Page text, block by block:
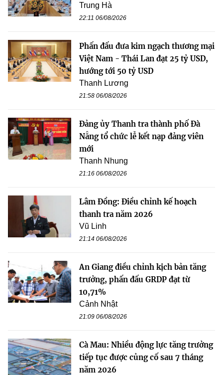
Trung Hà
22:11 06/08/2026
Phấn đấu đưa kim ngạch thương mại
Việt Nam - Thái Lan đạt 25 tỷ USD,
hướng tới 50 tỷ USD
Thanh Lương
21:58 06/08/2026
Đảng ủy Thanh tra thành phố Đà
Nẵng tổ chức lễ kết nạp đảng viên
mới
Thanh Nhung
21:16 06/08/2026
Lâm Đồng: Điều chỉnh kế hoạch
thanh tra năm 2026
Vũ Linh
21:14 06/08/2026
An Giang điều chỉnh kịch bản tăng
trưởng, phấn đấu GRDP đạt từ
10,71%
Cảnh Nhật
21:09 06/08/2026
Cà Mau: Nhiều động lực tăng trưởng
tiếp tục được củng cố sau 7 tháng
năm 2026